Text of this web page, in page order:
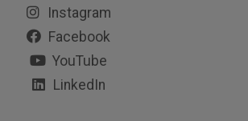
Instagram
Facebook
YouTube
LinkedIn